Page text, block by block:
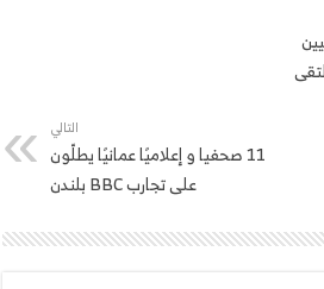
التالي
‎11 صحفيا و إعلاميًا عمانيًا يطلّون
على تجارب BBC بلندن